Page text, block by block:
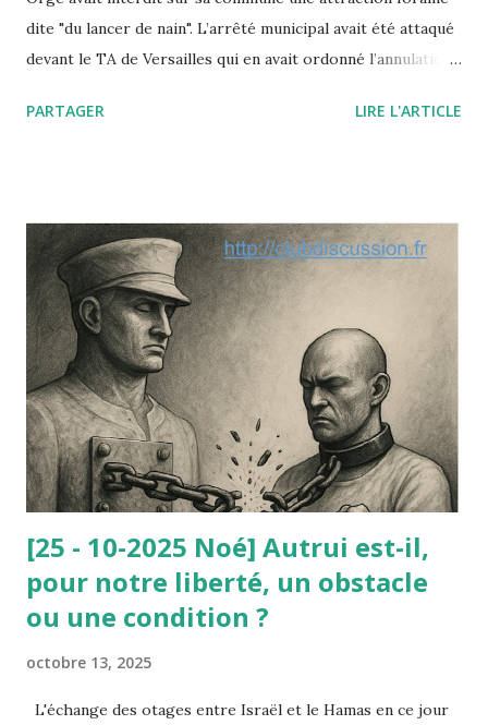
dite "du lancer de nain". L’arrêté municipal avait été attaqué
devant le TA de Versailles qui en avait ordonné l’annulation.
en insérant la dignité de la personne humaine à la liste des
de ces principes dégagés par la jurisprudence
administrative ou constitutionnelle. Le paradoxe de cette
affaire est le suivant : le nain était parfaitement consentant
et c’est sa dignité qu’il mettait en avant à l’appui de sa
requête contre l’arrêté municipal : selon lui, ce travail lui
avait redonné sa dignité (avant il vivait du RMI). Or, le
Conseil d’État ne lui a pas donné raison : à la dignité
invoquée par le nain, il a été opposé la d...
PARTAGER LIRE L'ARTICLE
[25 - 10-2025 Noé] Autrui est-il,
pour notre liberté, un obstacle
ou une condition ?
octobre 13, 2025
L'échange des otages entre Israël et le Hamas en ce jour